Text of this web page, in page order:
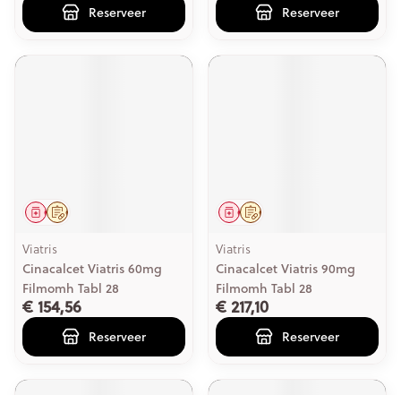
Reserveer Reserveer
Op voorschrift
Geneesmiddel
Viatris
Cinacalcet Viatris 60mg
Filmomh Tabl 28
€ 154,56
Reserveer
Op voorschrift
Geneesmiddel
Viatris
Cinacalcet Viatris 90mg
Filmomh Tabl 28
€ 217,10
Reserveer